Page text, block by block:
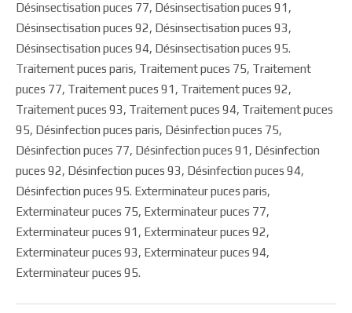
Désinsectisation puces 77, Désinsectisation puces 91,
Désinsectisation puces 92, Désinsectisation puces 93,
Désinsectisation puces 94, Désinsectisation puces 95.
Traitement puces paris, Traitement puces 75, Traitement
puces 77, Traitement puces 91, Traitement puces 92,
Traitement puces 93, Traitement puces 94, Traitement puces
95, Désinfection puces paris, Désinfection puces 75,
Désinfection puces 77, Désinfection puces 91, Désinfection
puces 92, Désinfection puces 93, Désinfection puces 94,
Désinfection puces 95. Exterminateur puces paris,
Exterminateur puces 75, Exterminateur puces 77,
Exterminateur puces 91, Exterminateur puces 92,
Exterminateur puces 93, Exterminateur puces 94,
Exterminateur puces 95.